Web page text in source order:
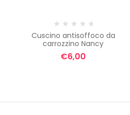
Cuscino antisoffoco da
carrozzino Nancy
€6,00